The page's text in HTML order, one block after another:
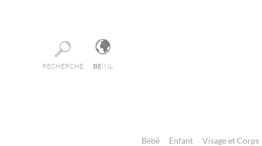
RECHERCHE BE| NL
Bébé Enfant Visage et Corps